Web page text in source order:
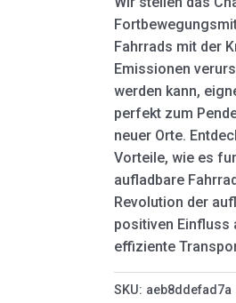
Fahrrads mit der
Emissionen
werden kann,
perfekt zum
neuer Orte.
Vorteile, wie es
aufladbare
Revolution der
positiven Einfluss
effiziente
SKU: aeb8ddefad7a